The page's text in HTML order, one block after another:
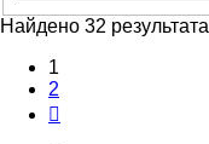
Найдено 32 результата
1
2